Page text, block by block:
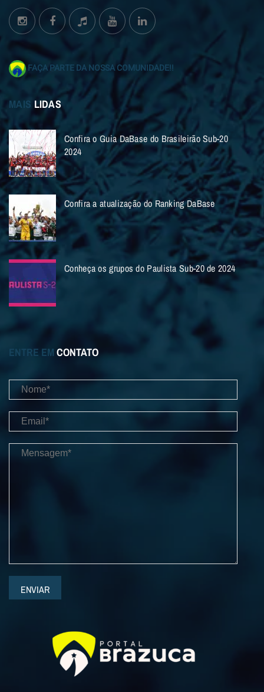
FAÇA PARTE DA NOSSA COMUNIDADE!!
MAIS LIDAS
Confira o Guia DaBase do Brasileirão Sub-20
2024
Confira a atualização do Ranking DaBase
Conheça os grupos do Paulista Sub-20 de 2024
ENTRE EM CONTATO
ENVIAR